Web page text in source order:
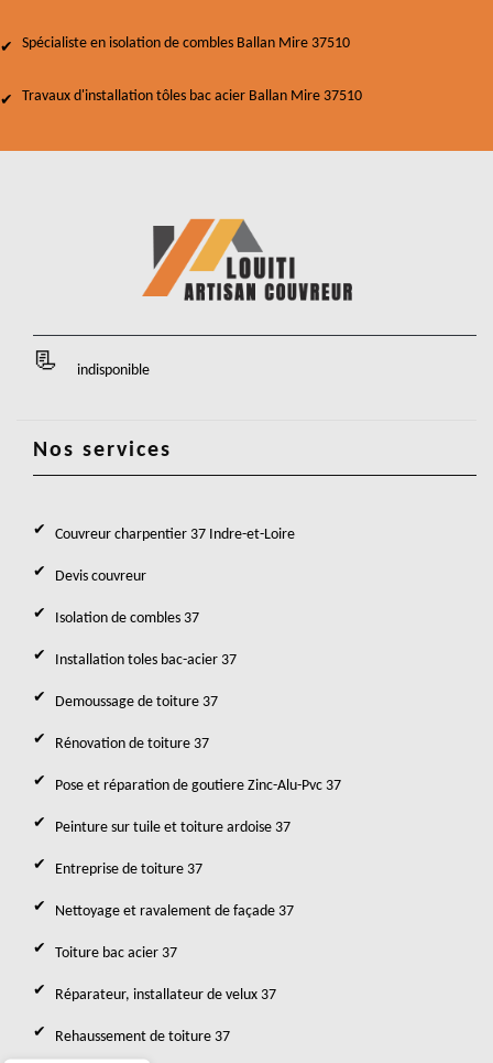
Spécialiste en isolation de combles Ballan Mire 37510
Travaux d'installation tôles bac acier Ballan Mire 37510
indisponible
Nos services
Couvreur charpentier 37 Indre-et-Loire
Devis couvreur
Isolation de combles 37
Installation toles bac-acier 37
Demoussage de toiture 37
Rénovation de toiture 37
Pose et réparation de goutiere Zinc-Alu-Pvc 37
Peinture sur tuile et toiture ardoise 37
Entreprise de toiture 37
Nettoyage et ravalement de façade 37
Toiture bac acier 37
Réparateur, installateur de velux 37
Rehaussement de toiture 37